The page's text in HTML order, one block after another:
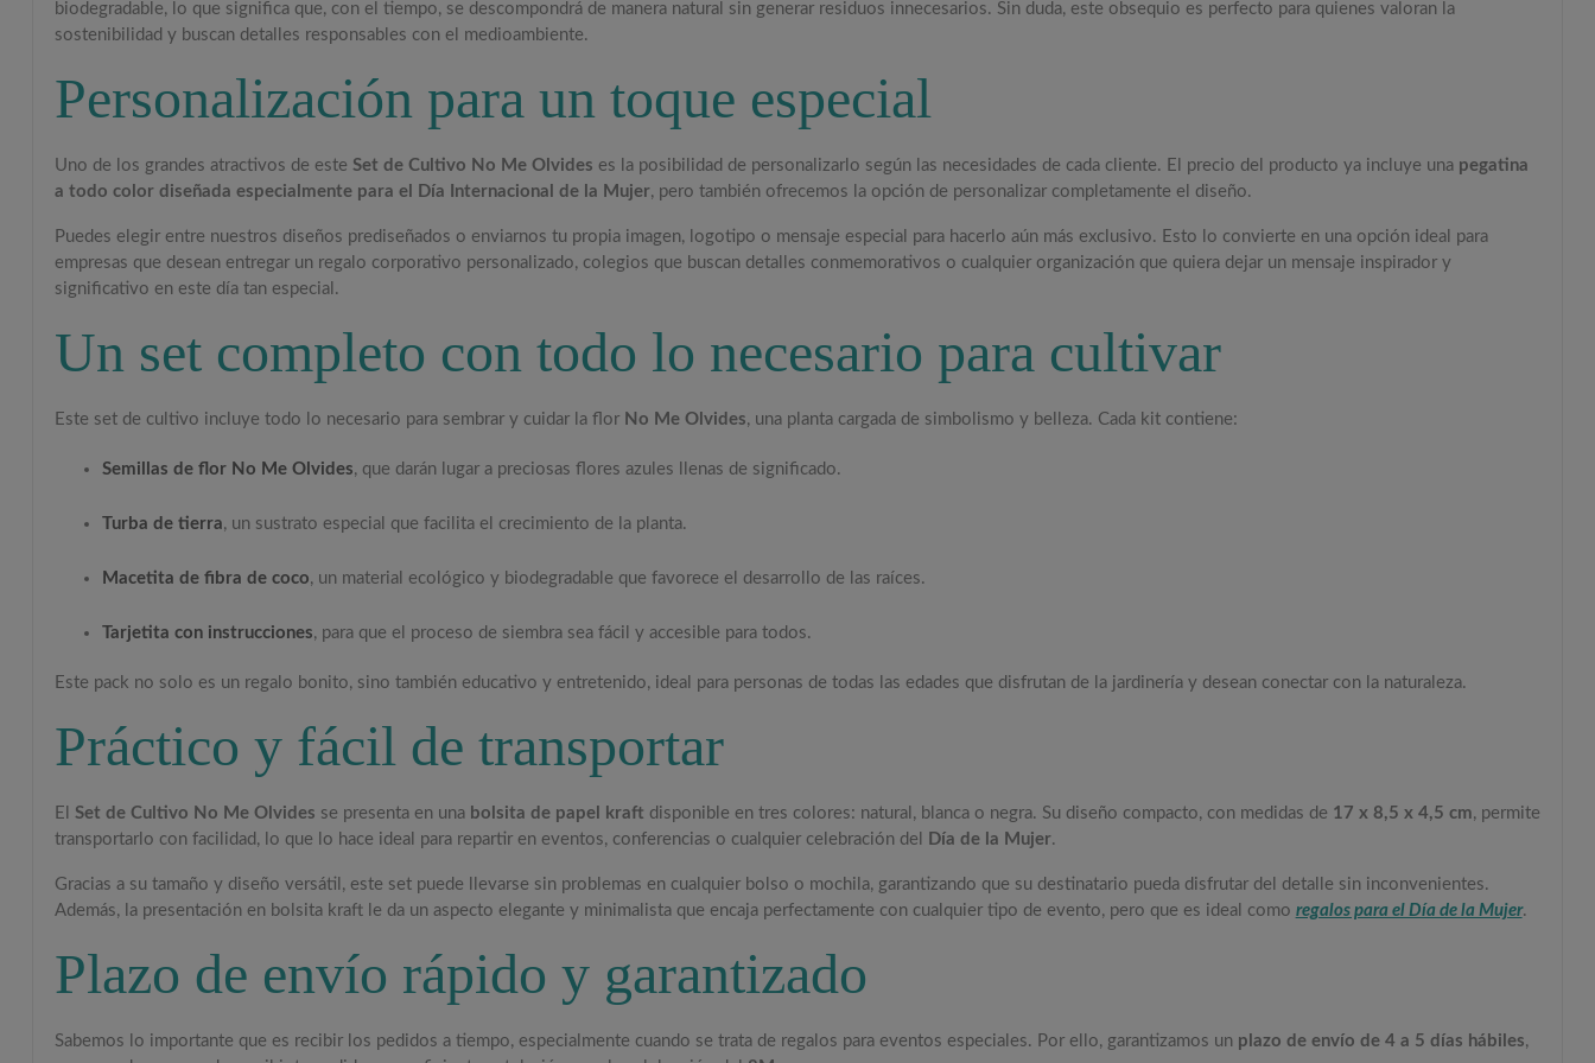
biodegradable, lo que significa que, con el tiempo, se descompondrá de manera natural sin generar residuos innecesarios. Sin duda, este obsequio es perfecto para quienes valoran la
sostenibilidad y buscan detalles responsables con el medioambiente.
Personalización para un toque especial
Uno de los grandes atractivos de este Set de Cultivo No Me Olvides es la posibilidad de personalizarlo según las necesidades de cada cliente. El precio del producto ya incluye una pegatina
a todo color diseñada especialmente para el Día Internacional de la Mujer, pero también ofrecemos la opción de personalizar completamente el diseño.
Puedes elegir entre nuestros diseños prediseñados o enviarnos tu propia imagen, logotipo o mensaje especial para hacerlo aún más exclusivo. Esto lo convierte en una opción ideal para
empresas que desean entregar un regalo corporativo personalizado, colegios que buscan detalles conmemorativos o cualquier organización que quiera dejar un mensaje inspirador y
significativo en este día tan especial.
Un set completo con todo lo necesario para cultivar
Este set de cultivo incluye todo lo necesario para sembrar y cuidar la flor No Me Olvides, una planta cargada de simbolismo y belleza. Cada kit contiene:
Semillas de flor No Me Olvides, que darán lugar a preciosas flores azules llenas de significado.
Turba de tierra, un sustrato especial que facilita el crecimiento de la planta.
Macetita de fibra de coco, un material ecológico y biodegradable que favorece el desarrollo de las raíces.
Tarjetita con instrucciones, para que el proceso de siembra sea fácil y accesible para todos.
Este pack no solo es un regalo bonito, sino también educativo y entretenido, ideal para personas de todas las edades que disfrutan de la jardinería y desean conectar con la naturaleza.
Práctico y fácil de transportar
El Set de Cultivo No Me Olvides se presenta en una bolsita de papel kraft disponible en tres colores: natural, blanca o negra. Su diseño compacto, con medidas de 17 x 8,5 x 4,5 cm, permite
transportarlo con facilidad, lo que lo hace ideal para repartir en eventos, conferencias o cualquier celebración del
Día de la Mujer.
Gracias a su tamaño y diseño versátil, este set puede llevarse sin problemas en cualquier bolso o mochila, garantizando que su destinatario pueda disfrutar del detalle sin inconvenientes.
Además, la presentación en bolsita kraft le da un aspecto elegante y minimalista que encaja perfectamente con cualquier tipo de evento, pero que es ideal como regalos para el Día de la Mujer.
Plazo de envío rápido y garantizado
Sabemos lo importante que es recibir los pedidos a tiempo, especialmente cuando se trata de regalos para eventos especiales. Por ello, garantizamos un plazo de envío de 4 a 5 días hábiles,